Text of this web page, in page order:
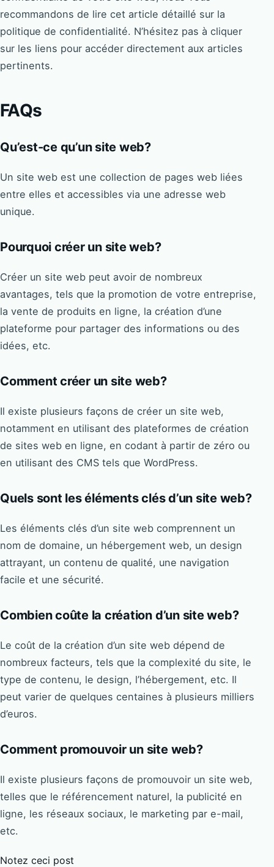
recommandons de lire cet article détaillé sur la
politique de confidentialité. N’hésitez pas à cliquer
sur les liens pour accéder directement aux articles
pertinents.
FAQs
Qu’est-ce qu’un site web?
Un site web est une collection de pages web liées
entre elles et accessibles via une adresse web
unique.
Pourquoi créer un site web?
Créer un site web peut avoir de nombreux
avantages, tels que la promotion de votre entreprise,
la vente de produits en ligne, la création d’une
plateforme pour partager des informations ou des
idées, etc.
Comment créer un site web?
Il existe plusieurs façons de créer un site web,
notamment en utilisant des plateformes de création
de sites web en ligne, en codant à partir de zéro ou
en utilisant des CMS tels que WordPress.
Quels sont les éléments clés d’un site web?
Les éléments clés d’un site web comprennent un
nom de domaine, un hébergement web, un design
attrayant, un contenu de qualité, une navigation
facile et une sécurité.
Combien coûte la création d’un site web?
Le coût de la création d’un site web dépend de
nombreux facteurs, tels que la complexité du site, le
type de contenu, le design, l’hébergement, etc. Il
peut varier de quelques centaines à plusieurs milliers
d’euros.
Comment promouvoir un site web?
Il existe plusieurs façons de promouvoir un site web,
telles que le référencement naturel, la publicité en
ligne, les réseaux sociaux, le marketing par e-mail,
etc.
Notez ceci post